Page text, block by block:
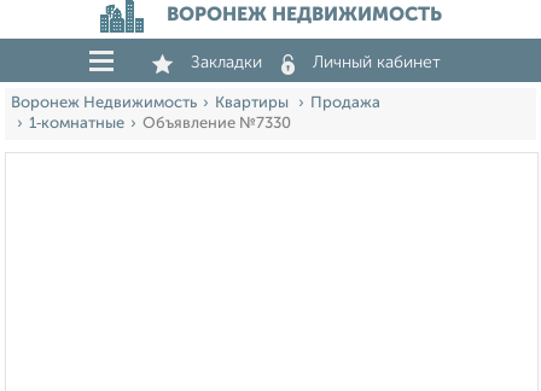
ВОРОНЕЖ НЕДВИЖИМОСТЬ
Закладки Личный кабинет
Воронеж Недвижимость Квартиры
Продажа
1‑комнатные
Объявление №7330